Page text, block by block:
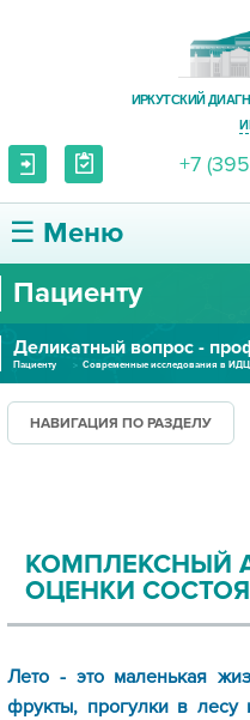
ИРКУТСКИЙ
+7
☰ Меню
О ЦЕНТРЕ
УСЛУГИ И ЦЕНЫ
ПАЦИЕНТУ
Пациенту
Деликатный вопрос -
Пациенту Современные исследования в ИДЦ
НАВИГАЦИЯ ПО РАЗДЕЛУ
КОМПЛЕКСНЫЙ
ОЦЕНКИ
Лето - это маленькая
фрукты, прогулки в